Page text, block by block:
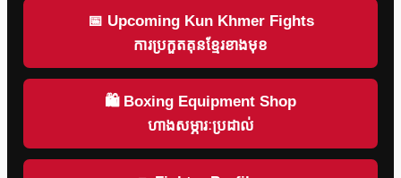
📅 Upcoming Kun Khmer Fights
ការប្រកួតគុនខ្មែរខាងមុខ
🛍 Boxing Equipment Shop
ហាងសម្ភារៈប្រដាល់